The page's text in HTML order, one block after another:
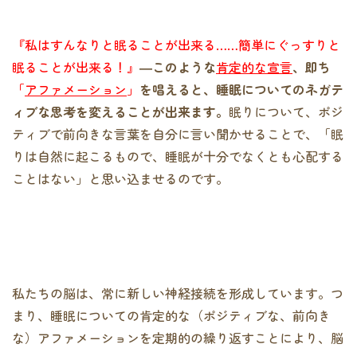
『私はすんなりと眠ることが出来る……簡単にぐっすりと
眠ることが出来る！』 ―このような肯定的な宣言、即ち
「アファメーション 」 を唱えると、睡眠についてのネガテ
ィブな思考を変えることが出来ます。 眠りについて、ポジ
ティブで前向きな言葉を自分に言い聞かせることで、「眠
りは自然に起こるもので、睡眠が十分でなくとも心配する
ことはない」と思い込ませるのです。
私たちの脳は、常に新しい神経接続を形成しています。つ
まり、睡眠についての肯定的な（ポジティブな、前向き
な）アファメーションを定期的の繰り返すことにより、脳